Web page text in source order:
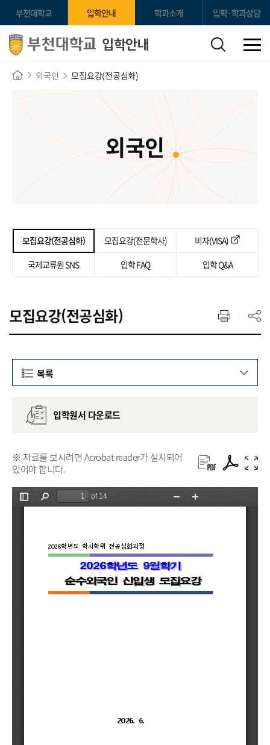
부천대학교 입학안내 학과소개 입학·학과상담
입학안내
외국인 모집요강(전공심화)
외국인
모집요강(전공심화) 모집요강(전문학사)
비자(VISA)
국제교류원 SNS
입학 FAQ 입학 Q&A
모집요강(전공심화)
목록
입학원서 다운로드
※ 자료를 보시려면 Acrobat reader가 설치되어
있어야 합니다.